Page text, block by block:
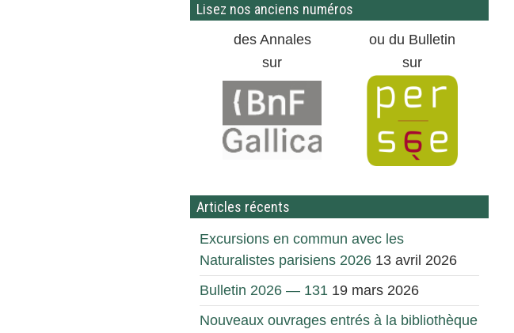
Lisez nos anciens numéros
des Annales
ou du Bulletin
sur
sur
Articles récents
Excursions en commun avec les
Naturalistes parisiens 2026 13 avril 2026
Bulletin 2026 — 131 19 mars 2026
Nouveaux ouvrages entrés à la bibliothèque